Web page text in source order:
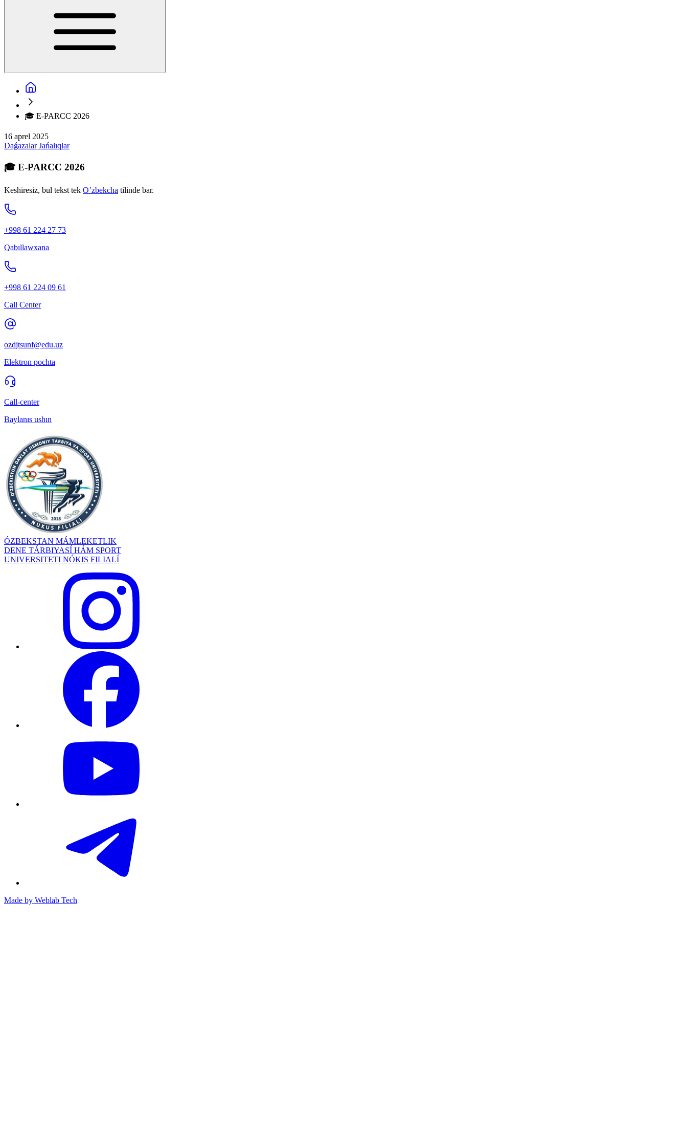
🎓 E-PARCC 2026
16 aprel 2025
DaǵazalarJańalıqlar
🎓 E-PARCC 2026
Keshiresiz, bul tekst tek O’zbekcha tilinde bar.
+998 61 224 27 73
Qabıllawxana
+998 61 224 09 61
Call Center
ozdjtsunf@edu.uz
Elektron pochta
Call-center
Baylanıs ushın
ÓZBEKSTAN MÁMLEKETLIK
DENE TÁRBIYASÍ HÁM SPORT
UNIVERSITETI NÓKIS FILIALÍ
Made by Weblab Tech